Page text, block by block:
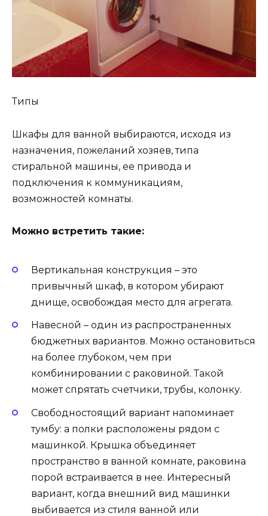
Типы
Шкафы для ванной выбираются, исходя из
назначения, пожеланий хозяев, типа
стиральной машины, ее привода и
подключения к коммуникациям,
возможностей комнаты.
Можно встретить такие:
Вертикальная конструкция – это
привычный шкаф, в котором убирают
днище, освобождая место для агрегата.
Навесной – один из распространенных
бюджетных вариантов. Можно остановиться
на более глубоком, чем при
комбинировании с раковиной. Такой
может спрятать счетчики, трубы, колонку.
Свободностоящий вариант напоминает
тумбу: а полки расположены рядом с
машинкой. Крышка объединяет
пространство в ванной комнате, раковина
порой встраивается в нее. Интересный
вариант, когда внешний вид машинки
выбивается из стиля ванной или